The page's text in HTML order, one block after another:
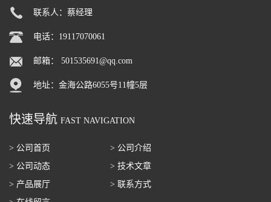
联系人：蔡经理
电话：19117070061
邮箱： 501535691@qq.com
地址：金海公路6055号11幢5层
快速导航 FAST NAVIGATION
> 公司首页
> 公司介绍
> 公司动态
> 技术文章
> 产品展厅
> 联系方式